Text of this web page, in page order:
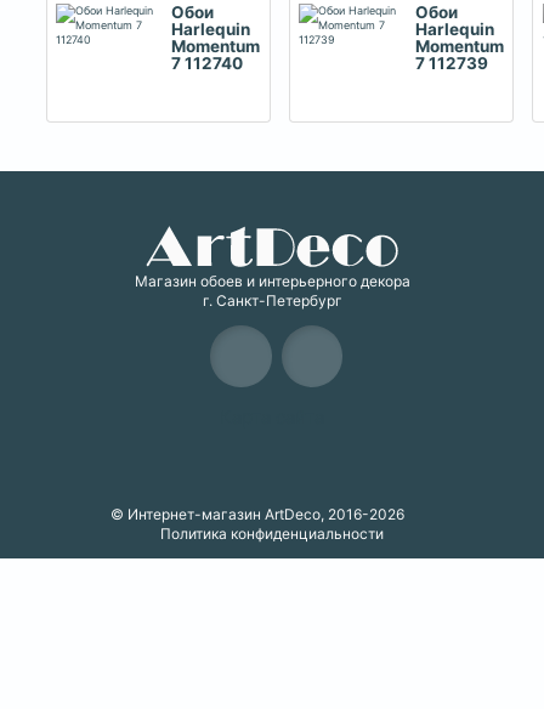
Обои
Harlequin
Momentum
7 112740
Обои
Harlequin
Momentum
7 112739
Магазин обоев и интерьерного декора
г. Санкт-Петербург
© Интернет-магазин ArtDeco, 2016-2026
Политика конфиденциальности